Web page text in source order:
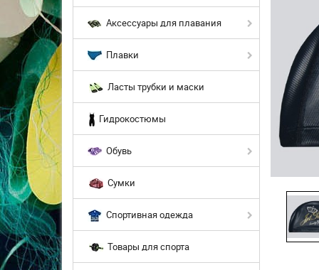
Аксессуары для плавания
Плавки
Ласты трубки и маски
Гидрокостюмы
Обувь
Сумки
Спортивная одежда
Товары для спорта